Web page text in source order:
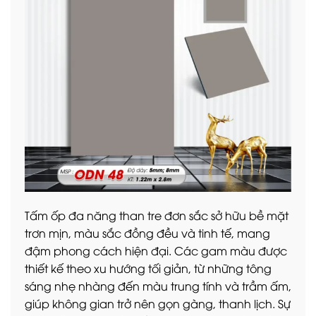
Tấm ốp đa năng than tre đơn sắc sở hữu bề mặt
trơn mịn, màu sắc đồng đều và tinh tế, mang
đậm phong cách hiện đại. Các gam màu được
thiết kế theo xu hướng tối giản, từ những tông
sáng nhẹ nhàng đến màu trung tính và trầm ấm,
giúp không gian trở nên gọn gàng, thanh lịch. Sự